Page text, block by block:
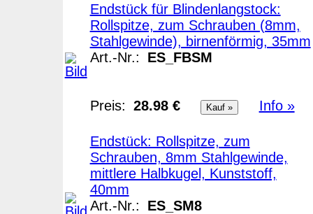
Endstück für Blindenlangstock:
Rollspitze, zum Schrauben (8mm,
Stahlgewinde), birnenförmig, 35mm
Art.-Nr.:
ES_FBSM
Preis: 28.98 € Info »
Endstück: Rollspitze, zum
Schrauben, 8mm Stahlgewinde,
mittlere Halbkugel, Kunststoff,
40mm
Art.-Nr.:
ES_SM8